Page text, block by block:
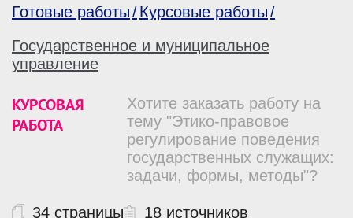
Готовые работы
Курсовые работы
Государственное и муниципальное
управление
КУРСОВАЯ
РАБОТА
Хотите заказать работу на
тему "Этико-правовое
регулирование поведения
государственных служащих:
задачи, формы, методы"?
34 страницы
18 источников